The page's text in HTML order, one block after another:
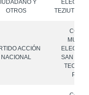
Y
OTROS
ACCIÓN
NACIONAL
SAN